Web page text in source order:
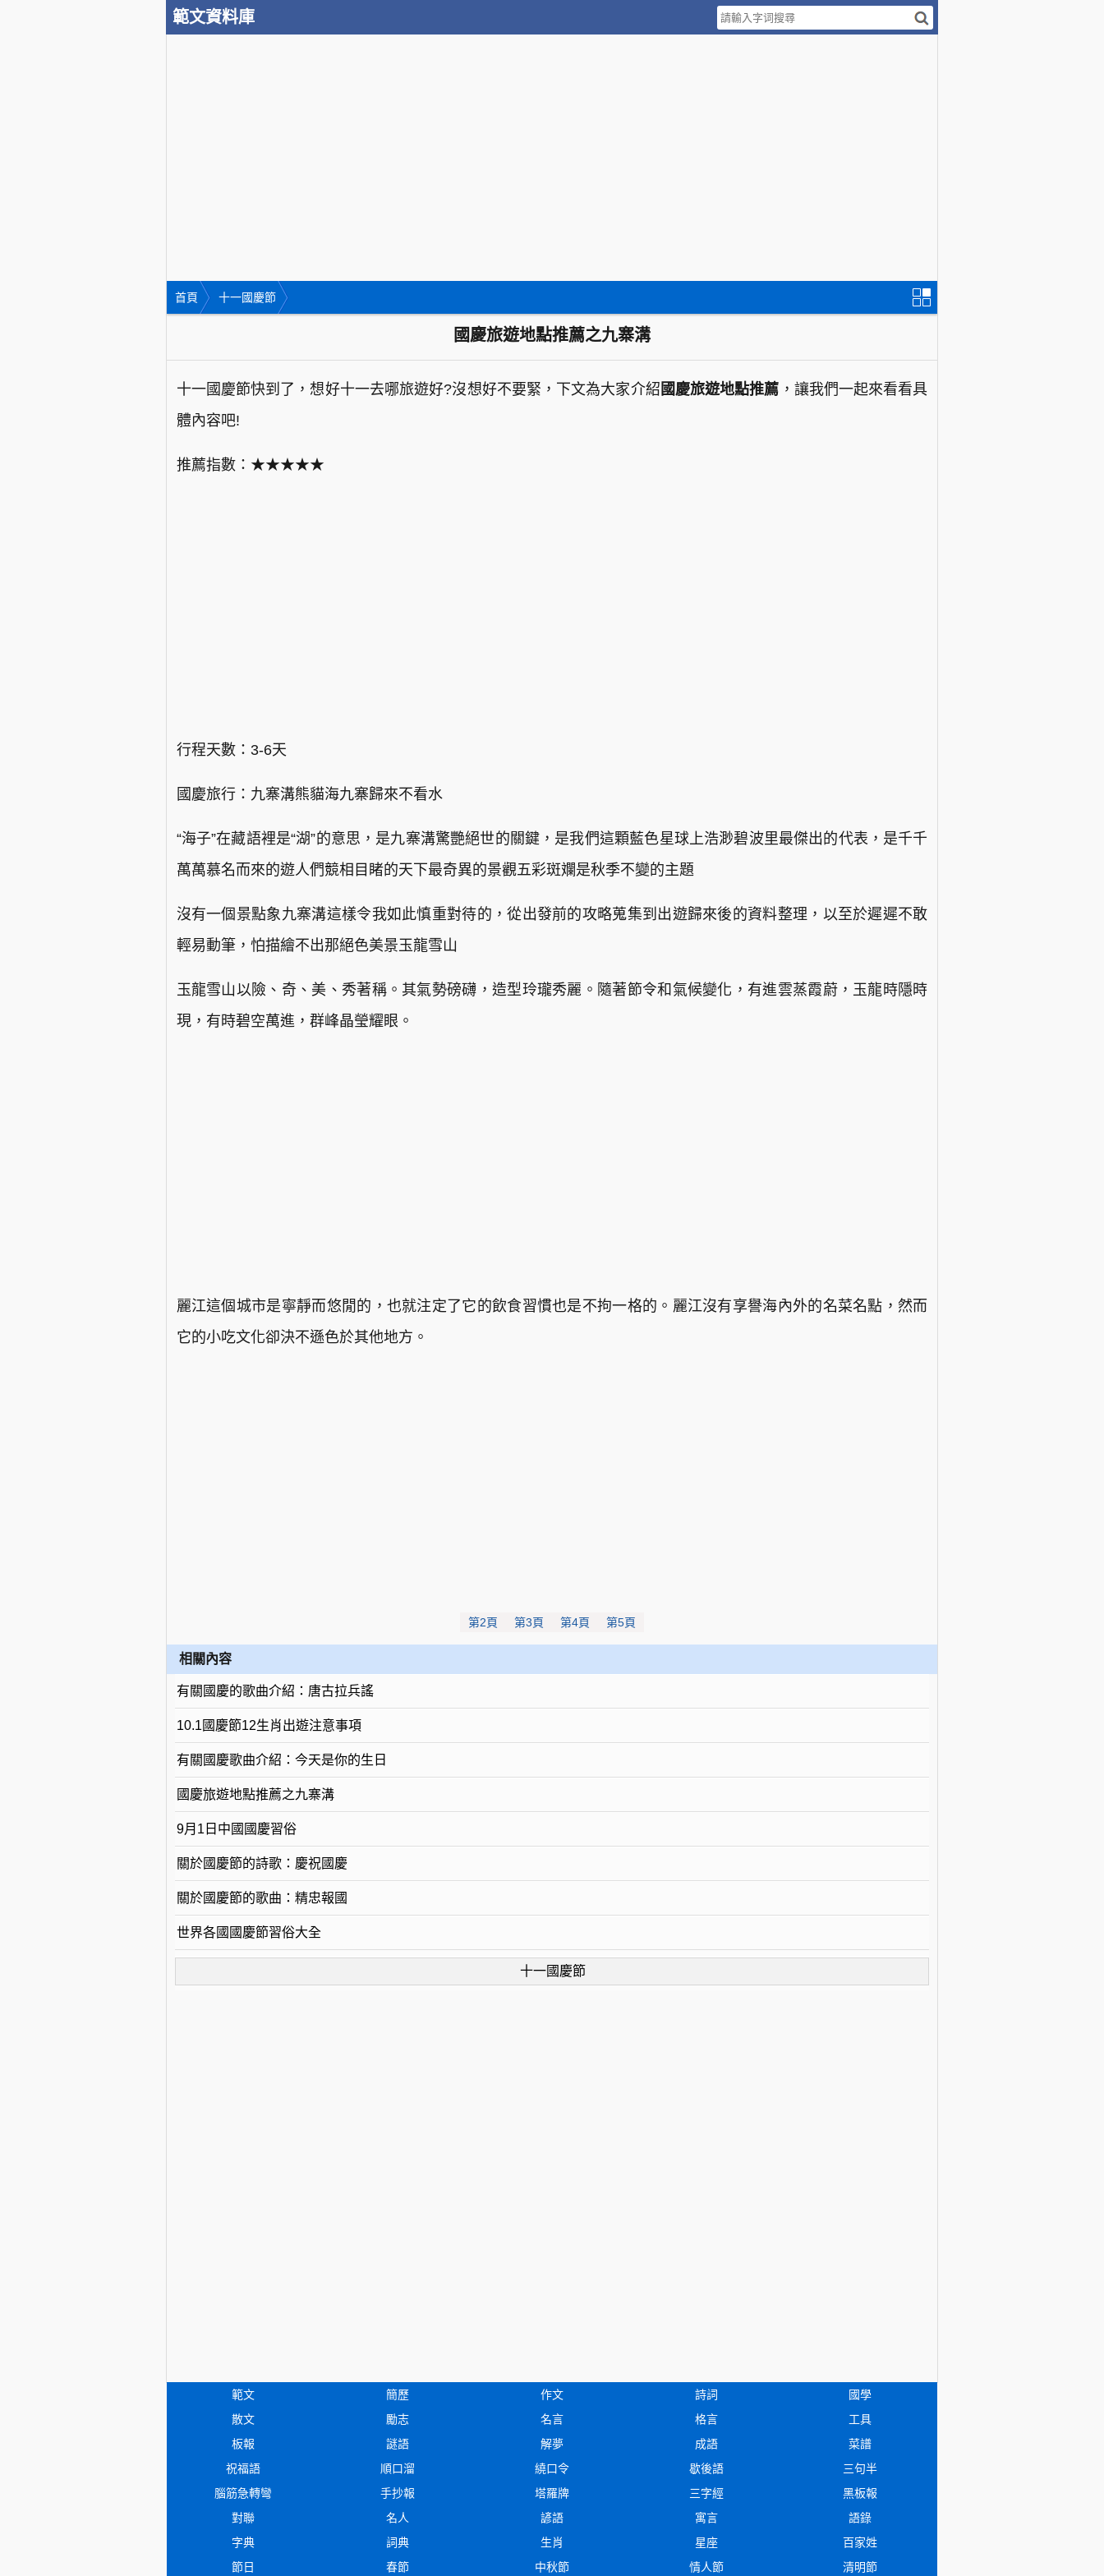
範文資料庫
首頁 十一國慶節
國慶旅遊地點推薦之九寨溝
十一國慶節快到了，想好十一去哪旅遊好?沒想好不要緊，下文為大家介紹 國慶旅遊地點推薦 ，讓我們一起來看看具
體內容吧!
推薦指數：★★★★★
行程天數：3-6天
國慶旅行：九寨溝熊貓海九寨歸來不看水
“海子”在藏語裡是“湖”的意思，是九寨溝驚艷絕世的關鍵，是我們這顆藍色星球上浩渺碧波里最傑出的代表，是千千
萬萬慕名而來的遊人們競相目睹的天下最奇異的景觀五彩斑斕是秋季不變的主題
沒有一個景點象九寨溝這樣令我如此慎重對待的，從出發前的攻略蒐集到出遊歸來後的資料整理，以至於遲遲不敢
輕易動筆，怕描繪不出那絕色美景玉龍雪山
玉龍雪山以險、奇、美、秀著稱。其氣勢磅礴，造型玲瓏秀麗。隨著節令和氣候變化，有進雲蒸霞蔚，玉龍時隱時
現，有時碧空萬進，群峰晶瑩耀眼。
麗江這個城市是寧靜而悠閒的，也就注定了它的飲食習慣也是不拘一格的。麗江沒有享譽海內外的名菜名點，然而
它的小吃文化卻決不遜色於其他地方。
第2頁 第3頁 第4頁 第5頁
相關內容
有關國慶的歌曲介紹：唐古拉兵謠
10.1國慶節12生肖出遊注意事項
有關國慶歌曲介紹：今天是你的生日
國慶旅遊地點推薦之九寨溝
9月1日中國國慶習俗
關於國慶節的詩歌：慶祝國慶
關於國慶節的歌曲：精忠報國
世界各國國慶節習俗大全
十一國慶節
範文 簡歷 作文 詩詞
國學
散文
勵志 名言 格言
工具
板報
謎語 解夢 成語
菜譜
祝福語
順口溜 繞口令 歇後語
三句半
腦筋急轉彎
手抄報 塔羅牌 三字經
黑板報
對聯
名人 諺語 寓言
語錄
字典
詞典 生肖 星座
百家姓
節日
春節 中秋節 情人節 清明節